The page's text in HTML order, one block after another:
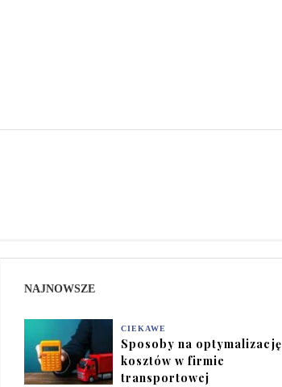
NAJNOWSZE
CIEKAWE
Sposoby na optymalizację
kosztów w firmie
transportowej